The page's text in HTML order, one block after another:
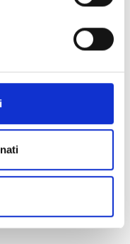
LA MADONNA DELLA
358
ASSOCIATIVA